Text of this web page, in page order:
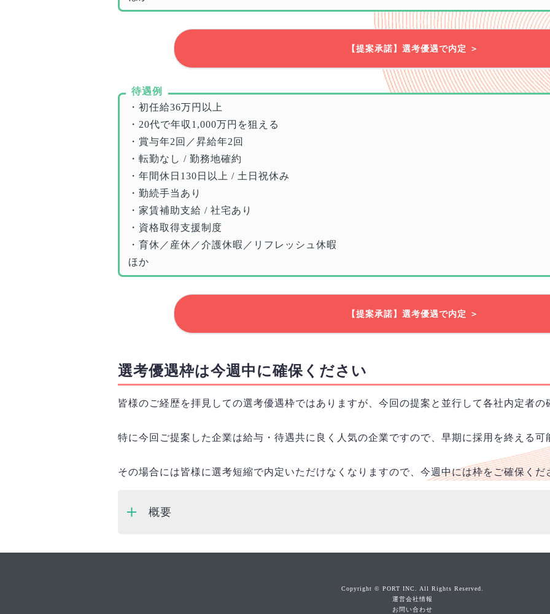
【提案承諾】選考優遇で内定 ＞
待遇例
・初任給36万円以上
・20代で年収1,000万円を狙える
・賞与年2回／昇給年2回
・転勤なし / 勤務地確約
・年間休日130日以上 / 土日祝休み
・勤続手当あり
・家賃補助支給 / 社宅あり
・資格取得支援制度
・育休／産休／介護休暇／リフレッシュ休暇
ほか
【提案承諾】選考優遇で内定 ＞
選考優遇枠は今週中に確保ください
皆様のご経歴を拝見しての選考優遇枠ではありますが、今回の提案と並行して各社内定者の
特に今回ご提案した企業は給与・待遇共に良く人気の企業ですので、早期に採用を終える可
その場合には皆様に選考短縮で内定いただけなくなりますので、今週中には枠をご確保くだ
概要
Copyright © PORT INC. All Rights Reserved.
運営会社情報
お問い合わせ